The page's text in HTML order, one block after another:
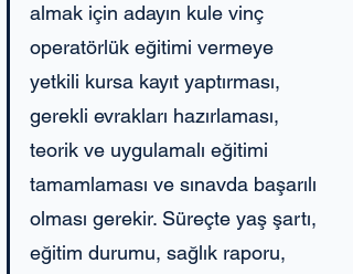
almak için adayın kule vinç
operatörlük eğitimi vermeye
yetkili kursa kayıt yaptırması,
gerekli evrakları hazırlaması,
teorik ve uygulamalı eğitimi
tamamlaması ve sınavda başarılı
olması gerekir. Süreçte yaş şartı,
eğitim durumu, sağlık raporu,